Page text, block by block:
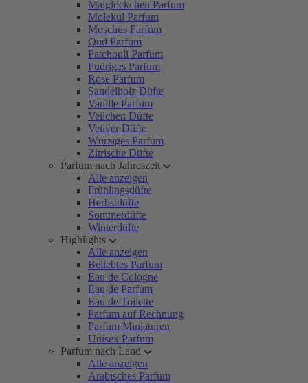
Maiglöckchen Parfum
Molekül Parfum
Moschus Parfum
Oud Parfum
Patchouli Parfum
Pudriges Parfum
Rose Parfum
Sandelholz Düfte
Vanille Parfum
Veilchen Düfte
Vetiver Düfte
Würziges Parfum
Zitrische Düfte
Parfum nach Jahreszeit
Alle anzeigen
Frühlingsdüfte
Herbstdüfte
Sommerdüfte
Winterdüfte
Highlights
Alle anzeigen
Beliebtes Parfum
Eau de Cologne
Eau de Parfum
Eau de Toilette
Parfum auf Rechnung
Parfum Miniaturen
Unisex Parfum
Parfum nach Land
Alle anzeigen
Arabisches Parfum